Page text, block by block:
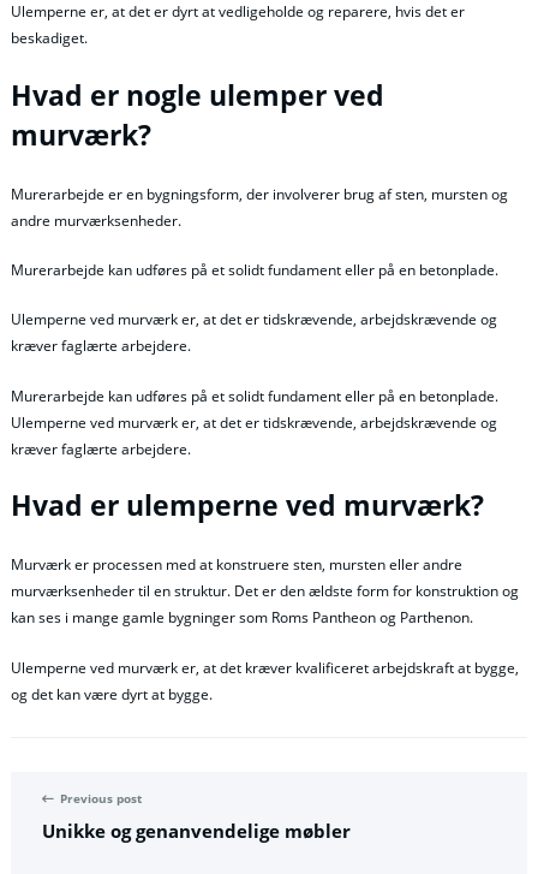
Ulemperne er, at det er dyrt at vedligeholde og reparere, hvis det er
beskadiget.
Hvad er nogle ulemper ved
murværk?
Murerarbejde er en bygningsform, der involverer brug af sten, mursten og
andre murværksenheder.
Murerarbejde kan udføres på et solidt fundament eller på en betonplade.
Ulemperne ved murværk er, at det er tidskrævende, arbejdskrævende og
kræver faglærte arbejdere.
Murerarbejde kan udføres på et solidt fundament eller på en betonplade.
Ulemperne ved murværk er, at det er tidskrævende, arbejdskrævende og
kræver faglærte arbejdere.
Hvad er ulemperne ved murværk?
Murværk er processen med at konstruere sten, mursten eller andre
murværksenheder til en struktur. Det er den ældste form for konstruktion og
kan ses i mange gamle bygninger som Roms Pantheon og Parthenon.
Ulemperne ved murværk er, at det kræver kvalificeret arbejdskraft at bygge,
og det kan være dyrt at bygge.
Previous post
Unikke og genanvendelige møbler